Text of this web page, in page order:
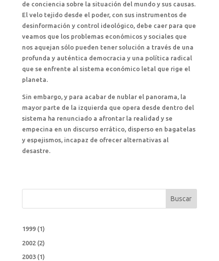
de conciencia sobre la situación del mundo y sus causas.
El velo tejido desde el poder, con sus instrumentos de
desinformación y control ideológico, debe caer para que
veamos que los problemas económicos y sociales que
nos aquejan sólo pueden tener solución a través de una
profunda y auténtica democracia y una política radical
que se enfrente al sistema económico letal que rige el
planeta.
Sin embargo, y para acabar de nublar el panorama, la
mayor parte de la izquierda que opera desde dentro del
sistema ha renunciado a afrontar la realidad y se
empecina en un discurso errático, disperso en bagatelas
y espejismos, incapaz de ofrecer alternativas al
desastre.
Buscar
1999(1)
2002(2)
2003(1)